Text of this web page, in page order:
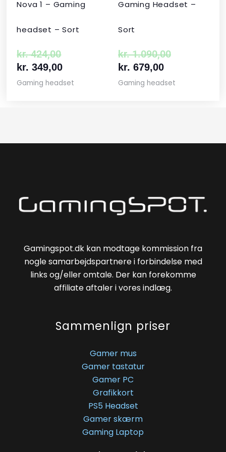
Nova 1 – Gaming
headset – Sort
kr.424,00
kr. 349,00
Gaming headset
Gaming Headset –
Sort
kr.1.090,00
kr. 679,00
Gaming headset
Gamingspot.dk kan modtage kommission fra
nogle samarbejdspartnere i forbindelse med
links og/eller omtale. Der kan forekomme
affiliate aftaler i vores indlæg.
Sammenlign priser
Gamer mus
Gamer tastatur
Gamer PC
Grafikkort
PS5 Headset
Gamer skærm
Gaming Laptop